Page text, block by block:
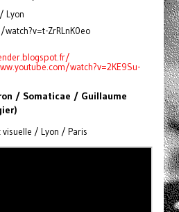
Lyon
ZrRLnK0eo
watch?v=2KE9Su-
/ Somaticae / Guillaume
/ Lyon / Paris